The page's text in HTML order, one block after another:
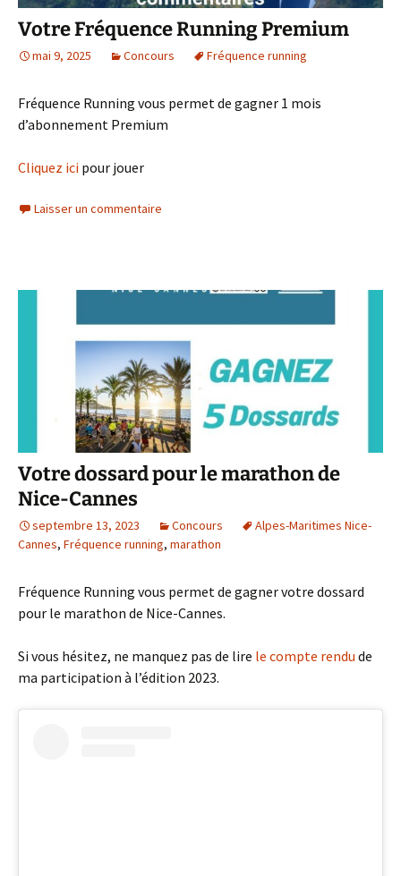
Votre Fréquence Running Premium
mai 9, 2025 Concours Fréquence running
Fréquence Running vous permet de gagner 1 mois
d’abonnement Premium
Cliquez ici pour jouer
Laisser un commentaire
Votre dossard pour le marathon de
Nice-Cannes
septembre 13, 2023 Concours
Alpes-Maritimes Nice-
Cannes, Fréquence running, marathon
Fréquence Running vous permet de gagner votre dossard
pour le marathon de Nice-Cannes.
Si vous hésitez, ne manquez pas de lire le compte rendu de
ma participation à l’édition 2023.